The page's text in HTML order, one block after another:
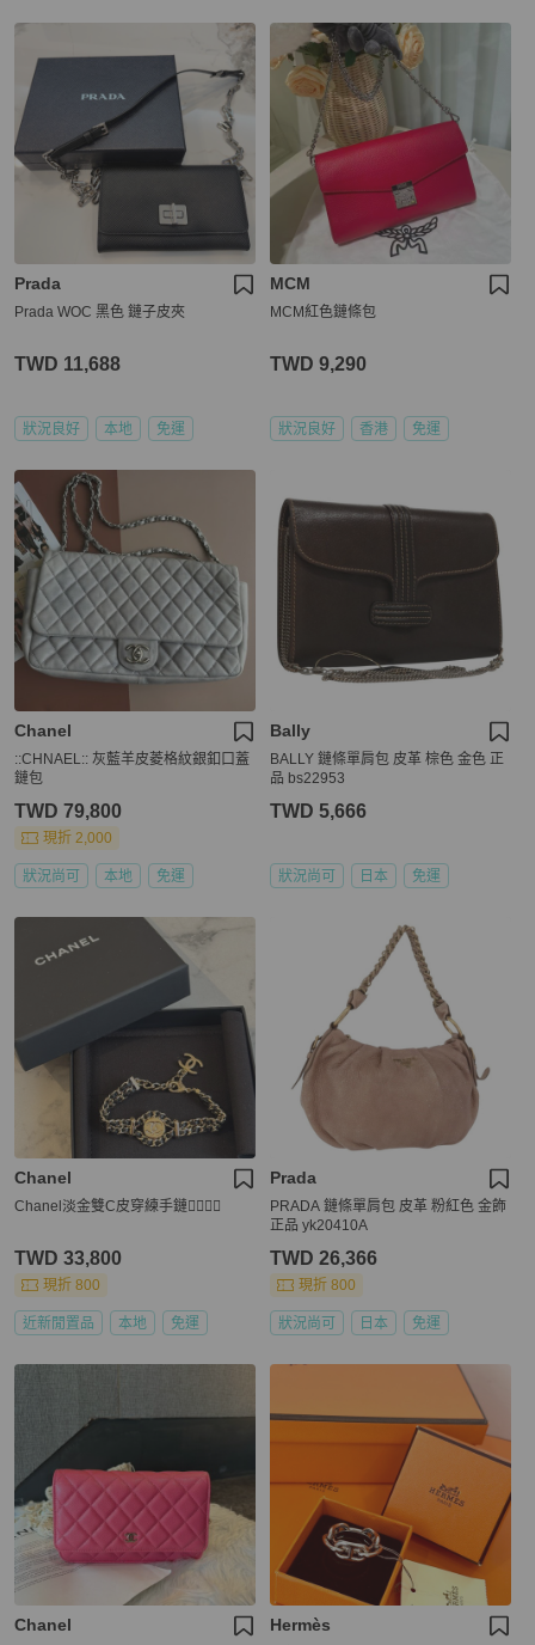
Prada
Prada WOC 黑色 鏈子皮夾
TWD 11,688
狀況良好 本地 免運
MCM
MCM紅色鏈條包
TWD 9,290
狀況良好 香港 免運
Chanel
::CHNAEL:: 灰藍羊皮菱格紋銀釦口蓋
鏈包
TWD 79,800
現折 2,000
狀況尚可 本地 免運
Bally
BALLY 鏈條單肩包 皮革 棕色 金色 正
品 bs22953
TWD 5,666
狀況尚可 日本 免運
Chanel
Chanel淡金雙C皮穿練手鏈❤️‍🔥❤️‍🔥
TWD 33,800
現折 800
近新閒置品 本地 免運
Prada
PRADA 鏈條單肩包 皮革 粉紅色 金飾
正品 yk20410A
TWD 26,366
現折 800
狀況尚可 日本 免運
Chanel Hermès